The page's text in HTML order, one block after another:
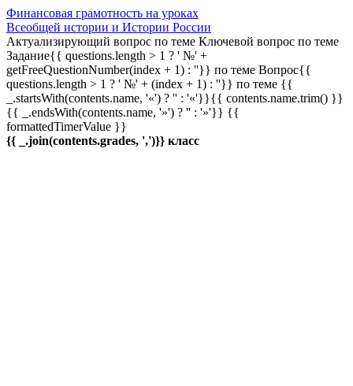
Финансовая грамотность на уроках
Всеобщей истории и Истории России
Актуализирующий вопрос по теме Ключевой вопрос по теме
Задание{{ questions.length > 1 ? ' №' +
getFreeQuestionNumber(index + 1) : ''}} по теме Вопрос{{
questions.length > 1 ? ' №' + (index + 1) : ''}} по теме {{
_.startsWith(contents.name, '«') ? '' : '«'}}{{ contents.name.trim() }}
{{ _.endsWith(contents.name, '»') ? '' : '»'}} {{
formattedTimerValue }}
{{ _.join(contents.grades, ',')}} класс